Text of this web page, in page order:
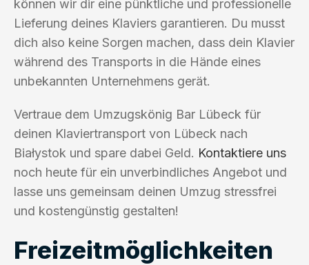
können wir dir eine pünktliche und professionelle
Lieferung deines Klaviers garantieren. Du musst
dich also keine Sorgen machen, dass dein Klavier
während des Transports in die Hände eines
unbekannten Unternehmens gerät.
Vertraue dem Umzugskönig Bar Lübeck für
deinen Klaviertransport von Lübeck nach
Białystok und spare dabei Geld. Kontaktiere uns
noch heute für ein unverbindliches Angebot und
lasse uns gemeinsam deinen Umzug stressfrei
und kostengünstig gestalten!
Freizeitmöglichkeiten